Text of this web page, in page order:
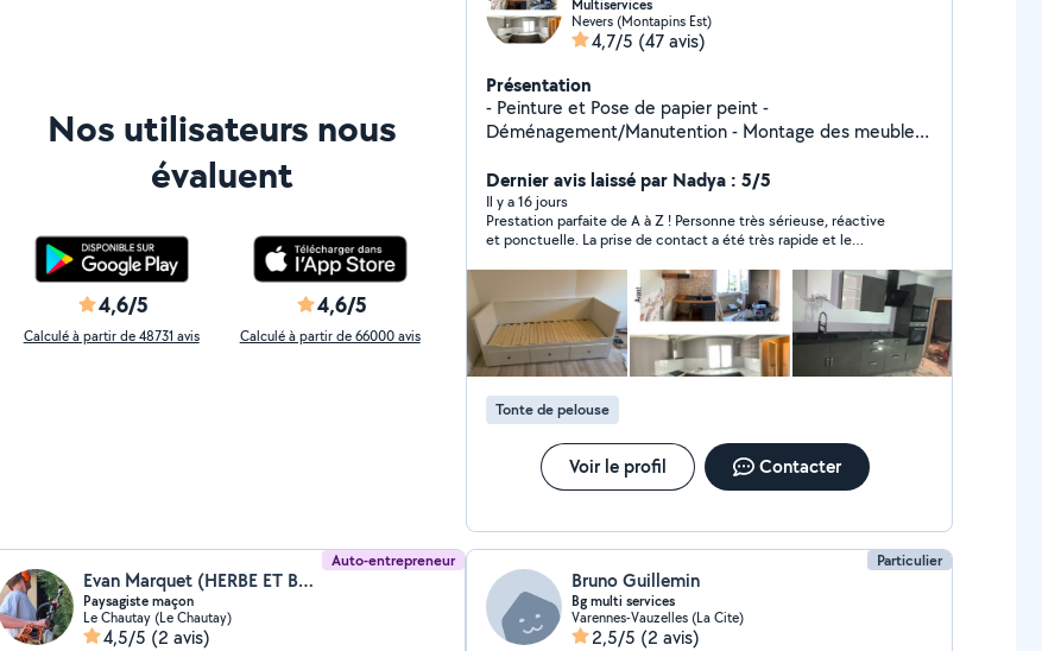
Nos utilisateurs nous
évaluent
4,6/5
Calculé à partir de 48731 avis
4,6/5
Calculé à partir de 66000 avis
Multiservices
Nevers (Montapins Est)
4,7/5 (47 avis)
Présentation
- Peinture et Pose de papier peint -
Déménagement/Manutention - Montage des meubles
Paiement CESU ( Chèque emploi service universel )
Dernier avis laissé par Nadya : 5/5
Il y a 16 jours
Prestation parfaite de A à Z ! Personne très sérieuse, réactive
et ponctuelle. La prise de contact a été très rapide et le
travail est propre et soigné, je recommande les yeux fermés !
Tonte de pelouse
Voir le profil Contacter
Auto-entrepreneur
Evan Marquet (HERBE ET BRINDILLE)
Paysagiste maçon
Le Chautay (Le Chautay)
4,5/5 (2 avis)
Particulier
Bruno Guillemin
Bg multi services
Varennes-Vauzelles (La Cite)
2,5/5 (2 avis)